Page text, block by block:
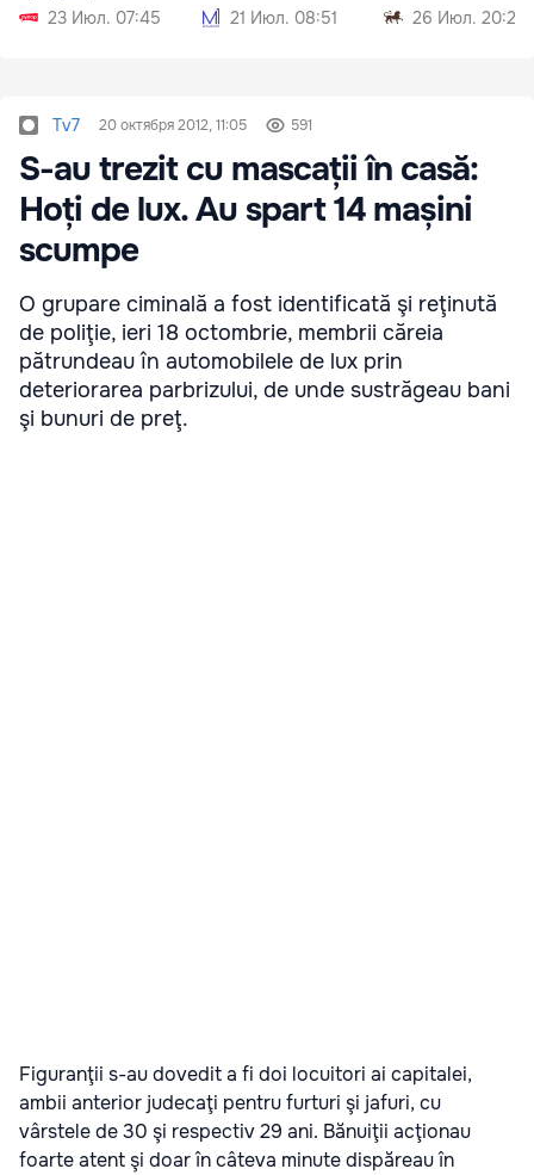
23 Июл. 07:45
21 Июл. 08:51
26 Июл. 20:27
Tv7 20 октября 2012, 11:05 591
S-au trezit cu mascații în casă:
Hoți de lux. Au spart 14 mașini
scumpe
O grupare ciminală a fost identificată şi reţinută
de poliţie, ieri 18 octombrie, membrii căreia
pătrundeau în automobilele de lux prin
deteriorarea parbrizului, de unde sustrăgeau bani
şi bunuri de preţ.
Figuranţii s-au dovedit a fi doi locuitori ai capitalei,
ambii anterior judecaţi pentru furturi şi jafuri, cu
vârstele de 30 şi respectiv 29 ani. Bănuiţii acţionau
foarte atent şi doar în câteva minute dispăreau în